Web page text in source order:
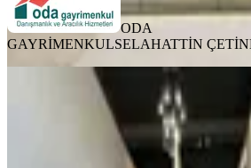
ODA
GAYRİMENKULSELAHATTİN
Turyap'tan Ana
İçi Kiralık Güzellik
Ankara, Çankaya